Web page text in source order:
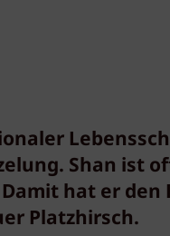
Shan ist
hat er den
Platzhirsch.